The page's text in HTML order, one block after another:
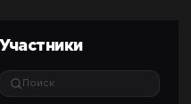
Участники
Поиск